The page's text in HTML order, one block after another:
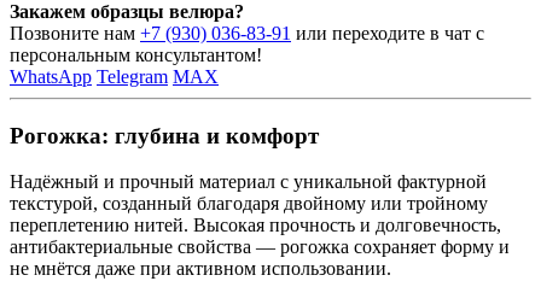
Закажем образцы велюра?
Позвоните нам +7 (930) 036-83-91 или переходите в чат с
персональным консультантом!
WhatsApp Telegram MAX
Рогожка: глубина и комфорт
Надёжный и прочный материал с уникальной фактурной
текстурой, созданный благодаря двойному или тройному
переплетению нитей. Высокая прочность и долговечность,
антибактериальные свойства — рогожка сохраняет форму и
не мнётся даже при активном использовании.